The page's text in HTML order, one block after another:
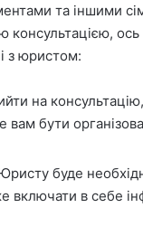
та іншими
з юристом:
на
бути
буде
включати в себе